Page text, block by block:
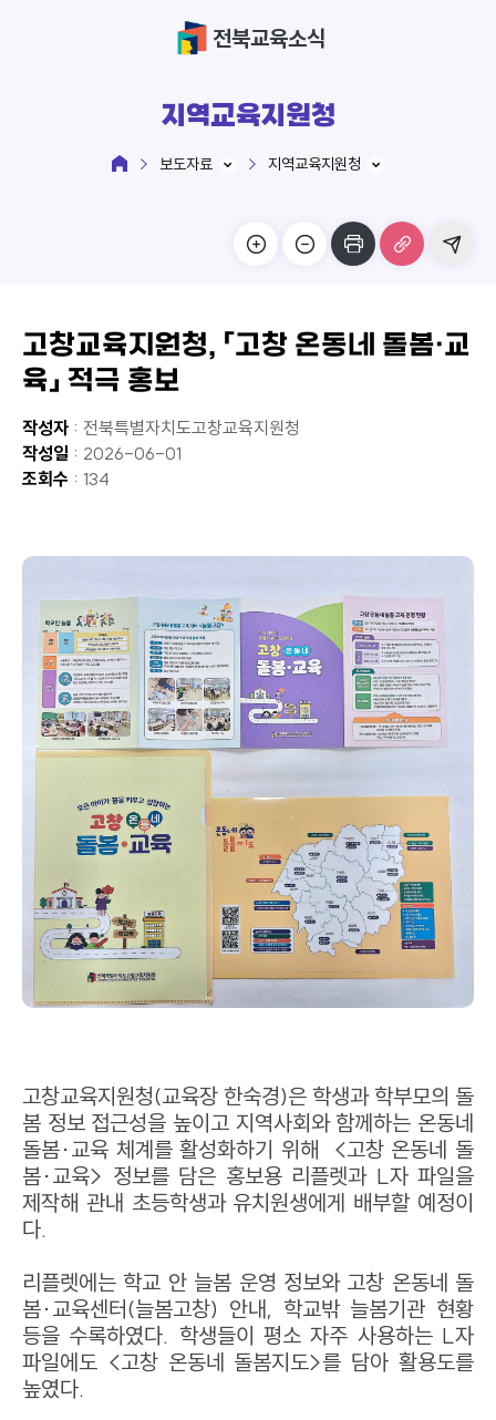
전북교육소식
지역교육지원청
보도자료 지역교육지원청
고창교육지원청, 「고창 온동네 돌봄·교
육」 적극 홍보
작성자 : 전북특별자치도고창교육지원청
작성일 : 2026-06-01
조회수 : 134
고창교육지원청(교육장 한숙경)은 학생과 학부모의 돌
봄 정보 접근성을 높이고 지역사회와 함께하는 온동네
돌봄·교육 체계를 활성화하기 위해 <고창 온동네 돌
봄·교육> 정보를 담은 홍보용 리플렛과 L자 파일을
제작해 관내 초등학생과 유치원생에게 배부할 예정이
다.
리플렛에는 학교 안 늘봄 운영 정보와 고창 온동네 돌
봄·교육센터(늘봄고창) 안내, 학교밖 늘봄기관 현황
등을 수록하였다. 학생들이 평소 자주 사용하는 L자
파일에도 <고창 온동네 돌봄지도>를 담아 활용도를
높였다.